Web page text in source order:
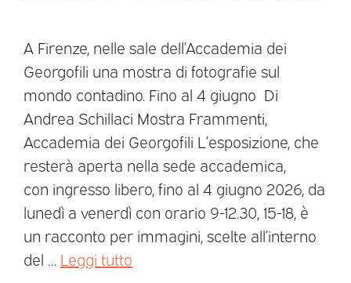
A Firenze, nelle sale dell’Accademia dei
Georgofili una mostra di fotografie sul
mondo contadino. Fino al 4 giugno Di
Andrea Schillaci Mostra Frammenti,
Accademia dei Georgofili L’esposizione, che
resterà aperta nella sede accademica,
con ingresso libero, fino al 4 giugno 2026, da
lunedì a venerdì con orario 9-12.30, 15-18, è
un racconto per immagini, scelte all’interno
del … Leggi tutto